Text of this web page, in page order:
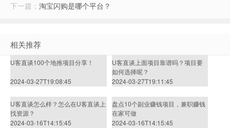
下一篇： 淘宝闪购是哪个平台？
相关推荐
U客直谈100个地推项目分享！
2024-03-27T19:08:45
U客直谈上面项目靠谱吗？项目要
如何选择呢？
2024-03-27T19:11:45
U客直谈怎么样？怎么在U客直谈上
找资源？
2024-03-16T14:15:45
盘点10个副业赚钱项目，兼职赚钱
在家可做
2024-03-16T14:15:45